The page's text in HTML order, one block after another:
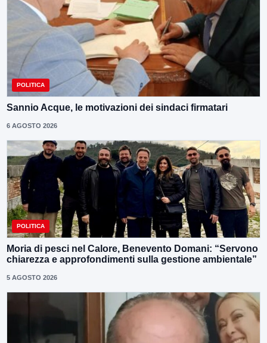
POLITICA
Sannio Acque, le motivazioni dei sindaci firmatari
6 AGOSTO 2026
POLITICA
Moria di pesci nel Calore, Benevento Domani: “Servono
chiarezza e approfondimenti sulla gestione ambientale”
5 AGOSTO 2026